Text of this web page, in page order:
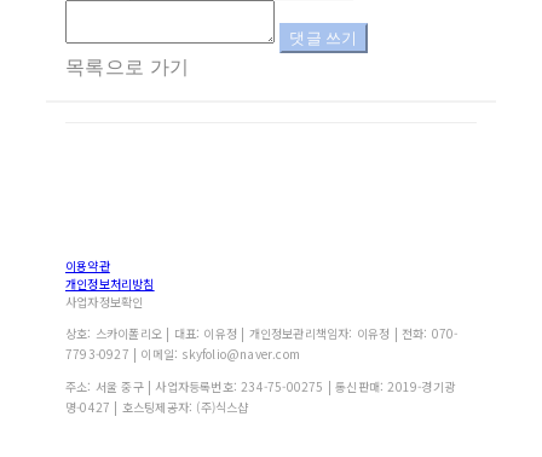
댓글 쓰기
목록으로 가기
이용약관
개인정보처리방침
사업자정보확인
상호: 스카이폴리오 | 대표: 이유정 | 개인정보관리책임자: 이유정 | 전화: 070-
7793-0927 | 이메일: skyfolio@naver.com
주소: 서울 중구 | 사업자등록번호: 234-75-00275 | 통신판매: 2019-경기광
명-0427 | 호스팅제공자: (주)식스샵